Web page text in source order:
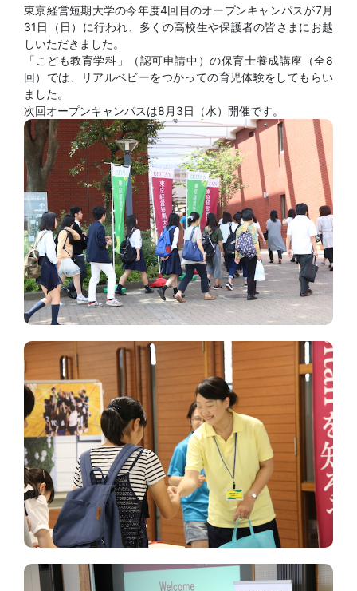
東京経営短期大学の今年度4回目のオープンキャンパスが7月
31日（日）に行われ、多くの高校生や保護者の皆さまにお越
しいただきました。
「こども教育学科」（認可申請中）の保育士養成講座（全8
回）では、リアルベビーをつかっての育児体験をしてもらい
ました。
次回オープンキャンパスは8月3日（水）開催です。